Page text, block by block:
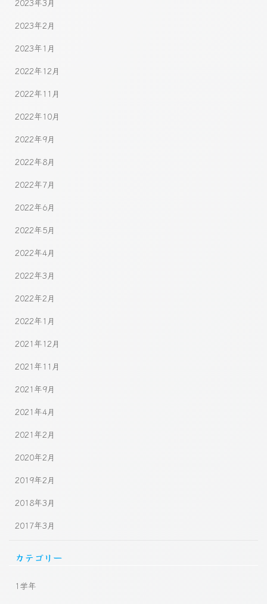
2023年2月
2023年1月
2022年12月
2022年11月
2022年10月
2022年9月
2022年8月
2022年7月
2022年6月
2022年5月
2022年4月
2022年3月
2022年2月
2022年1月
2021年12月
2021年11月
2021年9月
2021年4月
2021年2月
2020年2月
2019年2月
2018年3月
2017年3月
カテゴリー
1学年